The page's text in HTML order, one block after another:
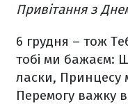
Привітання з
6 грудня – тож
тобі ми бажаєм:
ласки, Принцесу
Перемогу важку